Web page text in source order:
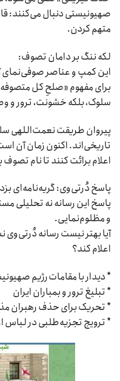
صهیونیستی دنبال می‌کنند:
متهم کردن.
لکه ننگ بر دامان تصوف:
این کمپ و عناصر صوفی‌نمای
برای مفهوم «صلحِ کل
سلوک، بلکه خشونت، ترور
پیروان طریقت نعمت‌اللهی
تاریخی‌اند. اکنون زمان آن
اعلام برائت کنند تا نام
پاسخ دُرتی‌وی: گریه‌نامه‌ای
پاسخ این رسانه نه تحلیلی
و مظلوم‌نمایی.
آیا بهتر نیست رسانه
اعلام کند؟
* دیدار با مقامات رژیم
* تبلیغ ترور و بمباران ایران
* تحریک برای حذف رهبران
* ترویج تجزیه‌طلبی در لباس